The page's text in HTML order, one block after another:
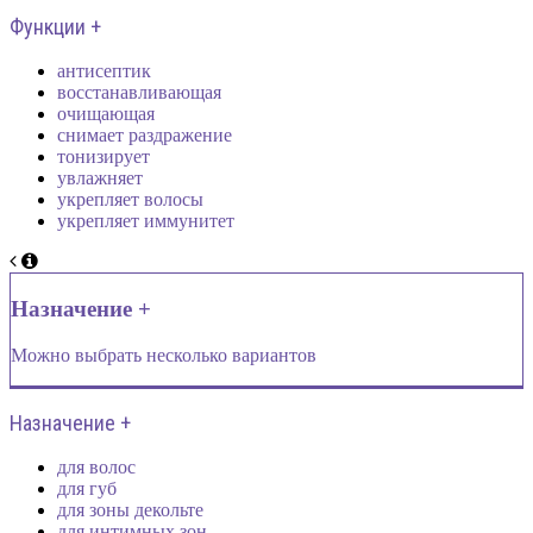
Функции +
антисептик
восстанавливающая
очищающая
снимает раздражение
тонизирует
увлажняет
укрепляет волосы
укрепляет иммунитет
Назначение +
Можно выбрать несколько вариантов
Назначение +
для волос
для губ
для зоны декольте